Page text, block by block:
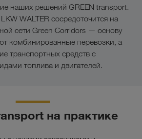
наших решений GREEN transport.
WALTER сосредоточится на
сети Green Corridors — основу
комбинированные перевозки, а
транспортных средств с
топлива и двигателей.
на практике